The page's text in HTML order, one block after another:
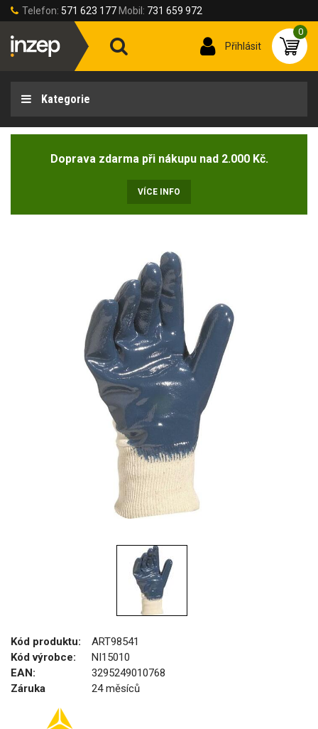
Telefon: 571 623 177 Mobil: 731 659 972
Přihlásit
0
Kategorie
Doprava zdarma při nákupu nad 2.000 Kč.
VÍCE INFO
Kód produktu:
ART98541
Kód výrobce:
NI15010
EAN:
3295249010768
Záruka
24 měsíců